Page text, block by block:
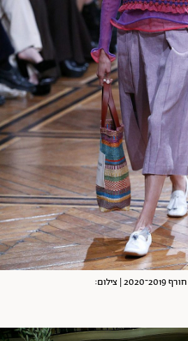
תצוגה של Beautifull People חורף 2019־2020 | צילום: